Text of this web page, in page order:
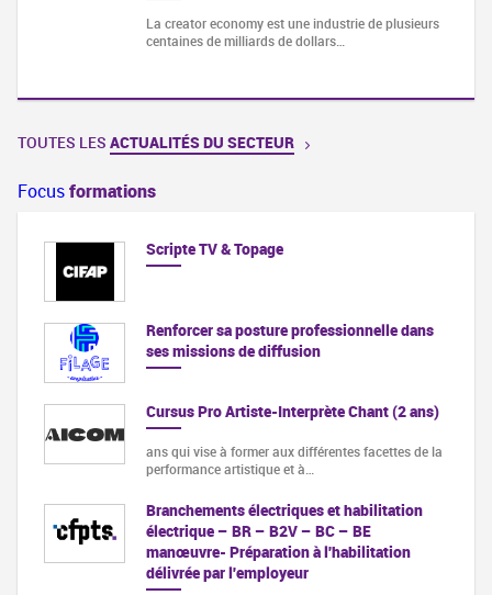
La creator economy est une industrie de plusieurs
centaines de milliards de dollars…
TOUTES LES ACTUALITÉS DU SECTEUR
Focusformations
Scripte TV & Topage
Renforcer sa posture professionnelle dans
ses missions de diffusion
Cursus Pro Artiste-Interprète Chant (2 ans)
ans qui vise à former aux différentes facettes de la
performance artistique et à…
Branchements électriques et habilitation
électrique – BR – B2V – BC – BE
manœuvre- Préparation à l'habilitation
délivrée par l'employeur